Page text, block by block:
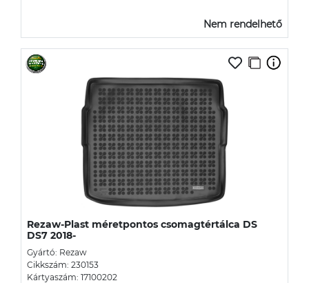
Nem rendelhető
Rezaw-Plast méretpontos csomagtértálca DS
DS7 2018-
Gyártó: Rezaw
Cikkszám: 230153
Kártyaszám: 17100202